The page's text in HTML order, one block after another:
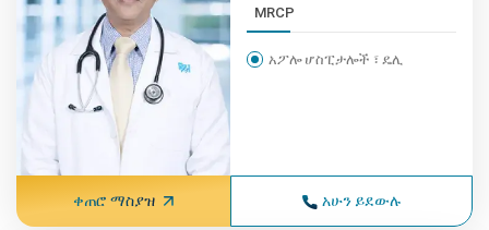
MRCP
አፖሎ ሆስፒታሎች ፣ ዴሊ
ቀጠሮ ማስያዝ አሁን ይደውሉ